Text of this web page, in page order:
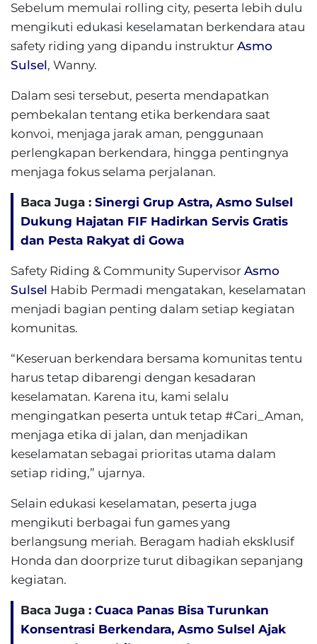
Sebelum memulai rolling city, peserta lebih dulu
mengikuti edukasi keselamatan berkendara atau
safety riding yang dipandu instruktur Asmo
Sulsel, Wanny.
Dalam sesi tersebut, peserta mendapatkan
pembekalan tentang etika berkendara saat
konvoi, menjaga jarak aman, penggunaan
perlengkapan berkendara, hingga pentingnya
menjaga fokus selama perjalanan.
Baca Juga : Sinergi Grup Astra, Asmo Sulsel
Dukung Hajatan FIF Hadirkan Servis Gratis
dan Pesta Rakyat di Gowa
Safety Riding & Community Supervisor Asmo
Sulsel Habib Permadi mengatakan, keselamatan
menjadi bagian penting dalam setiap kegiatan
komunitas.
“Keseruan berkendara bersama komunitas tentu
harus tetap dibarengi dengan kesadaran
keselamatan. Karena itu, kami selalu
mengingatkan peserta untuk tetap #Cari_Aman,
menjaga etika di jalan, dan menjadikan
keselamatan sebagai prioritas utama dalam
setiap riding,” ujarnya.
Selain edukasi keselamatan, peserta juga
mengikuti berbagai fun games yang
berlangsung meriah. Beragam hadiah eksklusif
Honda dan doorprize turut dibagikan sepanjang
kegiatan.
Baca Juga : Cuaca Panas Bisa Turunkan
Konsentrasi Berkendara, Asmo Sulsel Ajak